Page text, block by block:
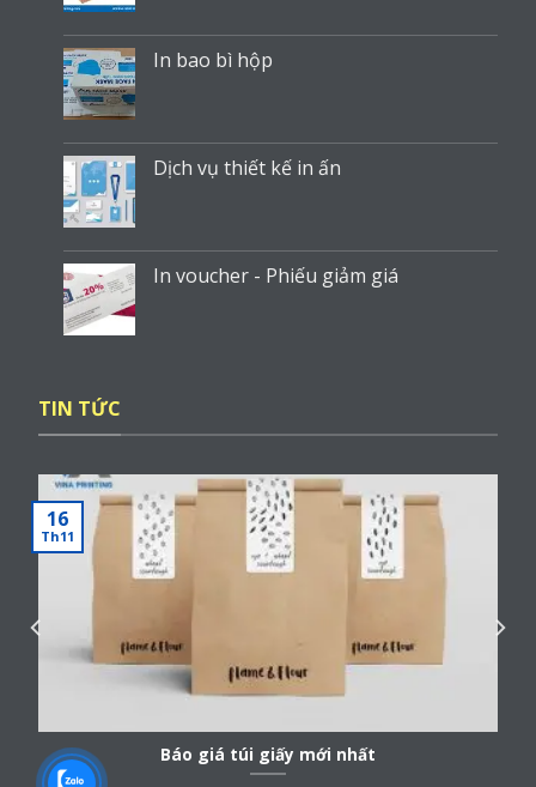
In bao bì hộp
Dịch vụ thiết kế in ấn
In voucher - Phiếu giảm giá
TIN TỨC
Báo giá túi giấy mới nhất
16
Th11